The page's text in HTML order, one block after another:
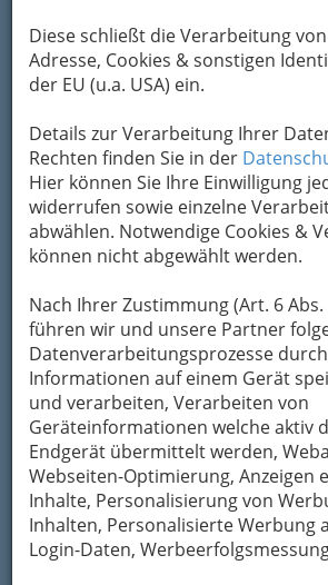
Diese schließt die Verarbeitung
Adresse, Cookies & sonstigen
der EU (u.a. USA) ein.
Details zur Verarbeitung Ihrer
Rechten finden Sie in der
Hier können Sie Ihre Einwilligung
widerrufen sowie einzelne
abwählen. Notwendige Cookies &
können nicht abgewählt werden.
Nach Ihrer Zustimmung (Art. 6 Abs.
führen wir und unsere Partner
Datenverarbeitungsprozesse
Informationen auf einem Gerät
und verarbeiten, Verarbeiten von
Geräteinformationen welche aktiv
Endgerät übermittelt werden,
Webseiten-Optimierung, Anzeigen
Inhalte, Personalisierung von
Inhalten, Personalisierte Werbung
Login-Daten,
Bilder von ‚FREUD KEHRT ZURÜCK‘
Künstlers Erwin #Schwentner in der galerie
001
Vergrößern
BeiInteresse an größeren
ohne Logolesen Sie bitte die
unten.
‚FREUD KEHRT
Vernissage des Grazer
Schwentnerin dergalerie
freud.